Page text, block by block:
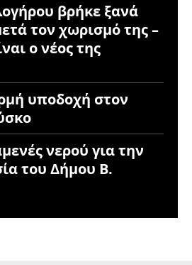
βρήκε ξανά
τον χωρισμό της –
ο νέος της
υποδοχή στον
νερού για την
του Δήμου Β.